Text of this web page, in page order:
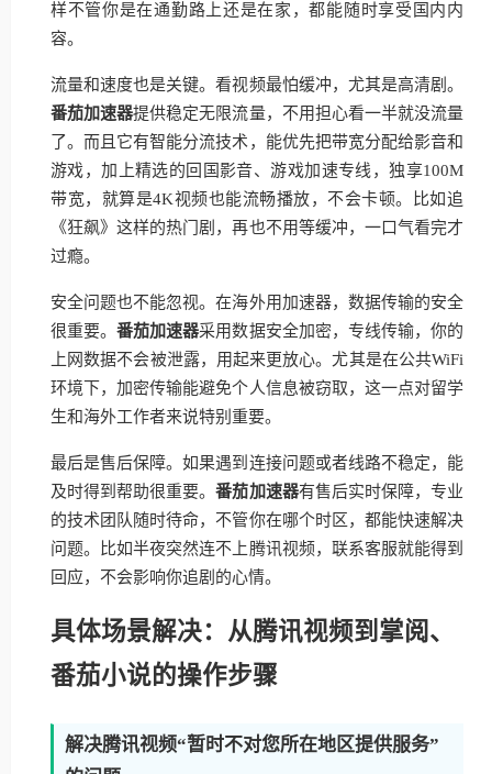
样不管你是在通勤路上还是在家，都能随时享受国内内
容。
流量和速度也是关键。看视频最怕缓冲，尤其是高清剧。
番茄加速器提供稳定无限流量，不用担心看一半就没流量
了。而且它有智能分流技术，能优先把带宽分配给影音和
游戏，加上精选的回国影音、游戏加速专线，独享100M
带宽，就算是4K视频也能流畅播放，不会卡顿。比如追
《狂飙》这样的热门剧，再也不用等缓冲，一口气看完才
过瘾。
安全问题也不能忽视。在海外用加速器，数据传输的安全
很重要。番茄加速器采用数据安全加密，专线传输，你的
上网数据不会被泄露，用起来更放心。尤其是在公共WiFi
环境下，加密传输能避免个人信息被窃取，这一点对留学
生和海外工作者来说特别重要。
最后是售后保障。如果遇到连接问题或者线路不稳定，能
及时得到帮助很重要。番茄加速器有售后实时保障，专业
的技术团队随时待命，不管你在哪个时区，都能快速解决
问题。比如半夜突然连不上腾讯视频，联系客服就能得到
回应，不会影响你追剧的心情。
具体场景解决：从腾讯视频到掌阅、
番茄小说的操作步骤
解决腾讯视频“暂时不对您所在地区提供服务”